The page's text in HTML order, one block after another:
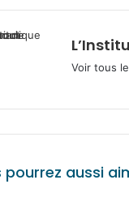
Voir tous
pourrez aussi